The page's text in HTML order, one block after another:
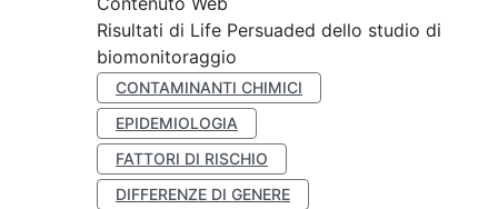
Risultati di Life Persuaded dello studio di
biomonitoraggio
CONTAMINANTI CHIMICI
EPIDEMIOLOGIA
FATTORI DI RISCHIO
DIFFERENZE DI GENERE